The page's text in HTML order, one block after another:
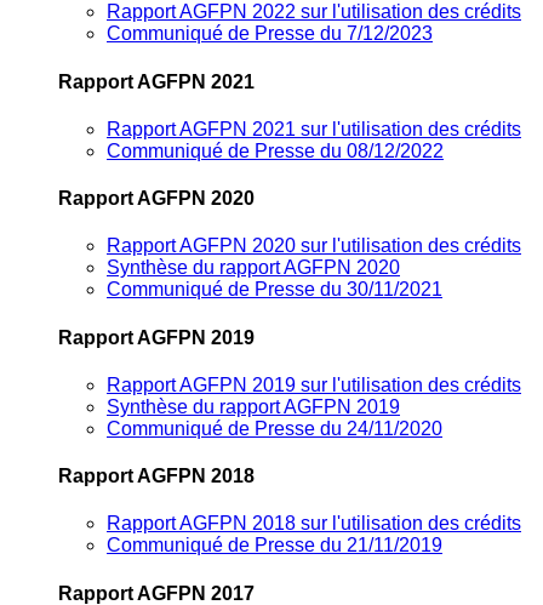
Rapport AGFPN 2022 sur l'utilisation des crédits
Communiqué de Presse du 7/12/2023
Rapport AGFPN 2021
Rapport AGFPN 2021 sur l'utilisation des crédits
Communiqué de Presse du 08/12/2022
Rapport AGFPN 2020
Rapport AGFPN 2020 sur l'utilisation des crédits
Synthèse du rapport AGFPN 2020
Communiqué de Presse du 30/11/2021
Rapport AGFPN 2019
Rapport AGFPN 2019 sur l'utilisation des crédits
Synthèse du rapport AGFPN 2019
Communiqué de Presse du 24/11/2020
Rapport AGFPN 2018
Rapport AGFPN 2018 sur l'utilisation des crédits
Communiqué de Presse du 21/11/2019
Rapport AGFPN 2017